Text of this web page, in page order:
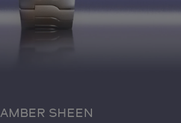
AMBER SHEEN